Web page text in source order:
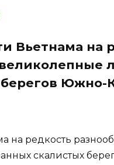
Вьетнама на
Южно-
на редкость
скалистых